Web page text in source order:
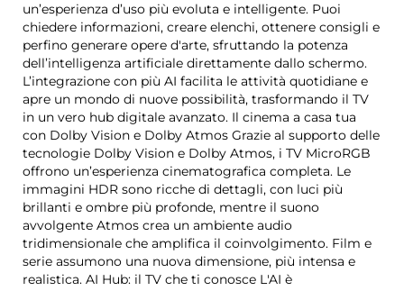
un’esperienza d’uso più evoluta e intelligente. Puoi
chiedere informazioni, creare elenchi, ottenere consigli e
perfino generare opere d'arte, sfruttando la potenza
dell’intelligenza artificiale direttamente dallo schermo.
L’integrazione con più AI facilita le attività quotidiane e
apre un mondo di nuove possibilità, trasformando il TV
in un vero hub digitale avanzato. Il cinema a casa tua
con Dolby Vision e Dolby Atmos Grazie al supporto delle
tecnologie Dolby Vision e Dolby Atmos, i TV MicroRGB
offrono un’esperienza cinematografica completa. Le
immagini HDR sono ricche di dettagli, con luci più
brillanti e ombre più profonde, mentre il suono
avvolgente Atmos crea un ambiente audio
tridimensionale che amplifica il coinvolgimento. Film e
serie assumono una nuova dimensione, più intensa e
realistica. AI Hub: il TV che ti conosce L'AI è